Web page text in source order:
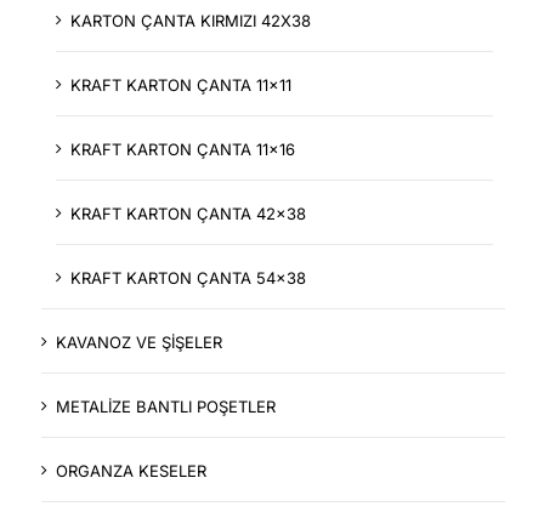
KARTON ÇANTA KIRMIZI 42X38
KRAFT KARTON ÇANTA 11x11
KRAFT KARTON ÇANTA 11x16
KRAFT KARTON ÇANTA 42x38
KRAFT KARTON ÇANTA 54x38
KAVANOZ VE ŞİŞELER
METALİZE BANTLI POŞETLER
ORGANZA KESELER